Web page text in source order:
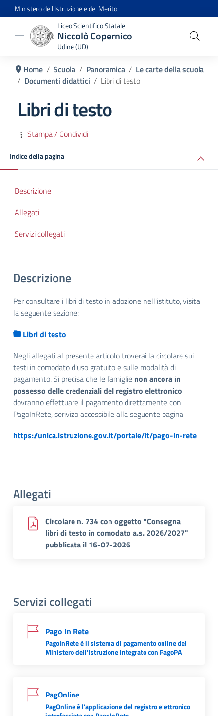
Ministero dell'Istruzione e del Merito
Liceo Scientifico Statale
Niccolò Copernico
Udine (UD)
Home Scuola Panoramica
Le carte della scuola
Documenti didattici
Libri di testo
Libri di testo
Stampa / Condividi
Indice della pagina
Descrizione
Allegati
Servizi collegati
Descrizione
Per consultare i libri di testo in adozione nell'istituto, visita
la seguente sezione:
folder
Libri di testo
Negli allegati al presente articolo troverai la circolare sui
testi in comodato d'uso gratuito e sulle modalità di
pagamento. Si precisa che le famiglie non ancora in
possesso delle credenziali del registro elettronico
dovranno effettuare il pagamento direttamente con
PagoInRete, serivizo accessibile alla seguente pagina
https://unica.istruzione.gov.it/portale/it/pago-in-rete
Allegati
Circolare n. 734 con oggetto "Consegna
libri di testo in comodato a.s. 2026/2027"
pubblicata il 16-07-2026
Servizi collegati
Pago In Rete
PagoInRete è il sistema di pagamento online del
Ministero dell’Istruzione integrato con PagoPA
PagOnline
PagOnline è l'applicazione del registro elettronico